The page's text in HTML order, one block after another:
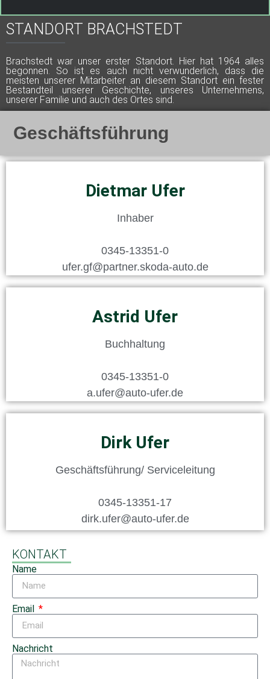
STANDORT BRACHSTEDT
Brachstedt war unser erster Standort. Hier hat 1964 alles
begonnen. So ist es auch nicht verwunderlich, dass die
meisten unserer Mitarbeiter an diesem Standort ein fester
Bestandteil unserer Geschichte, unseres Unternehmens,
unserer Familie und auch des Ortes sind.
Geschäftsführung
Dietmar Ufer
Inhaber
0345-13351-0
ufer.gf@partner.skoda-auto.de
Astrid Ufer
Buchhaltung
0345-13351-0
a.ufer@auto-ufer.de
Dirk Ufer
Geschäftsführung/ Serviceleitung
0345-13351-17
dirk.ufer@auto-ufer.de
KONTAKT
Name
Email
Nachricht